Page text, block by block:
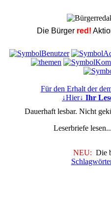
Die Bürger red!
Für den Erhalt der
↓Hier↓ Ihr
Dauerhaft lesbar. Nicht
Leserbriefe
NEU: Die